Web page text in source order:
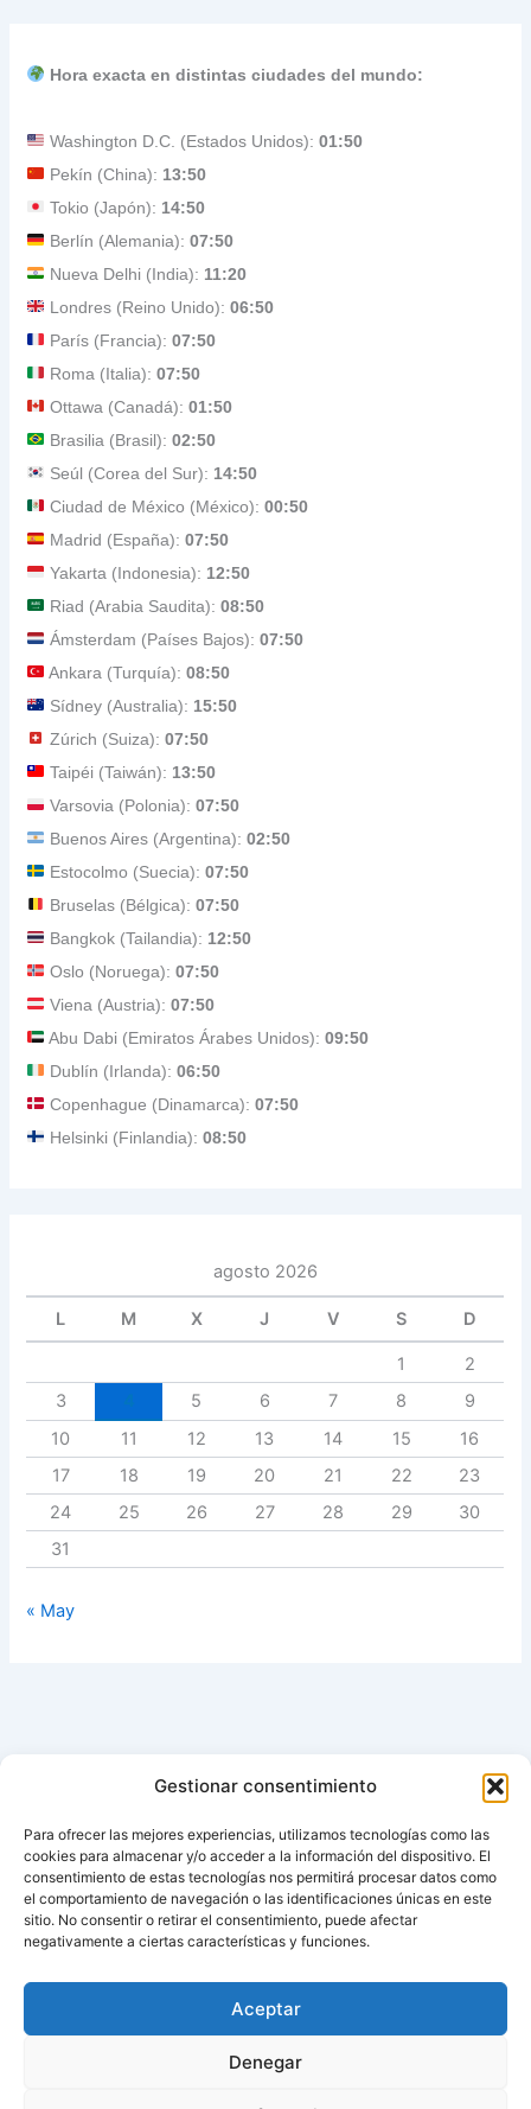
Gestionar consentimiento
Para ofrecer las mejores experiencias, utilizamos tecnologías como las
cookies para almacenar y/o acceder a la información del dispositivo. El
consentimiento de estas tecnologías nos permitirá procesar datos como
el comportamiento de navegación o las identificaciones únicas en este
sitio. No consentir o retirar el consentimiento, puede afectar
negativamente a ciertas características y funciones.
Aceptar
Denegar
Hora exacta en distintas ciudades del mundo:
Washington D.C. (Estados Unidos):01:50
Pekín (China): 13:50
Tokio (Japón): 14:50
Berlín (Alemania):07:50
Nueva Delhi (India): 11:20
Londres (Reino Unido):06:50
París (Francia):07:50
Roma (Italia):07:50
Ottawa (Canadá):01:50
Brasilia (Brasil):02:50
Seúl (Corea del Sur): 14:50
Ciudad de México (México):00:50
Madrid (España):07:50
Yakarta (Indonesia): 12:50
Riad (Arabia Saudita):08:50
Ámsterdam (Países Bajos):07:50
Ankara (Turquía):08:50
Sídney (Australia): 15:50
Zúrich (Suiza):07:50
Taipéi (Taiwán): 13:50
Varsovia (Polonia):07:50
Buenos Aires (Argentina):02:50
Estocolmo (Suecia):07:50
Bruselas (Bélgica):07:50
Bangkok (Tailandia): 12:50
Oslo (Noruega):07:50
Viena (Austria):07:50
Abu Dabi (Emiratos Árabes Unidos):09:50
Dublín (Irlanda):06:50
Copenhague (Dinamarca):07:50
Helsinki (Finlandia):08:50
agosto 2026
L M X J V S D
1
2
3
5 6 7 8
9
10
11 12 13 14 15
16
17
18 19 20 21 22
23
24
25 26 27 28 29
30
31
« May
Contacto